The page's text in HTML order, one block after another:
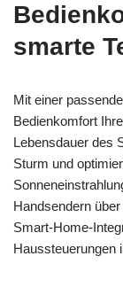
smarte
Mit einer
Bedienkomfort
Lebensdauer des
Sturm und
Handsendern
Smart-Home-
Haussteuerungen